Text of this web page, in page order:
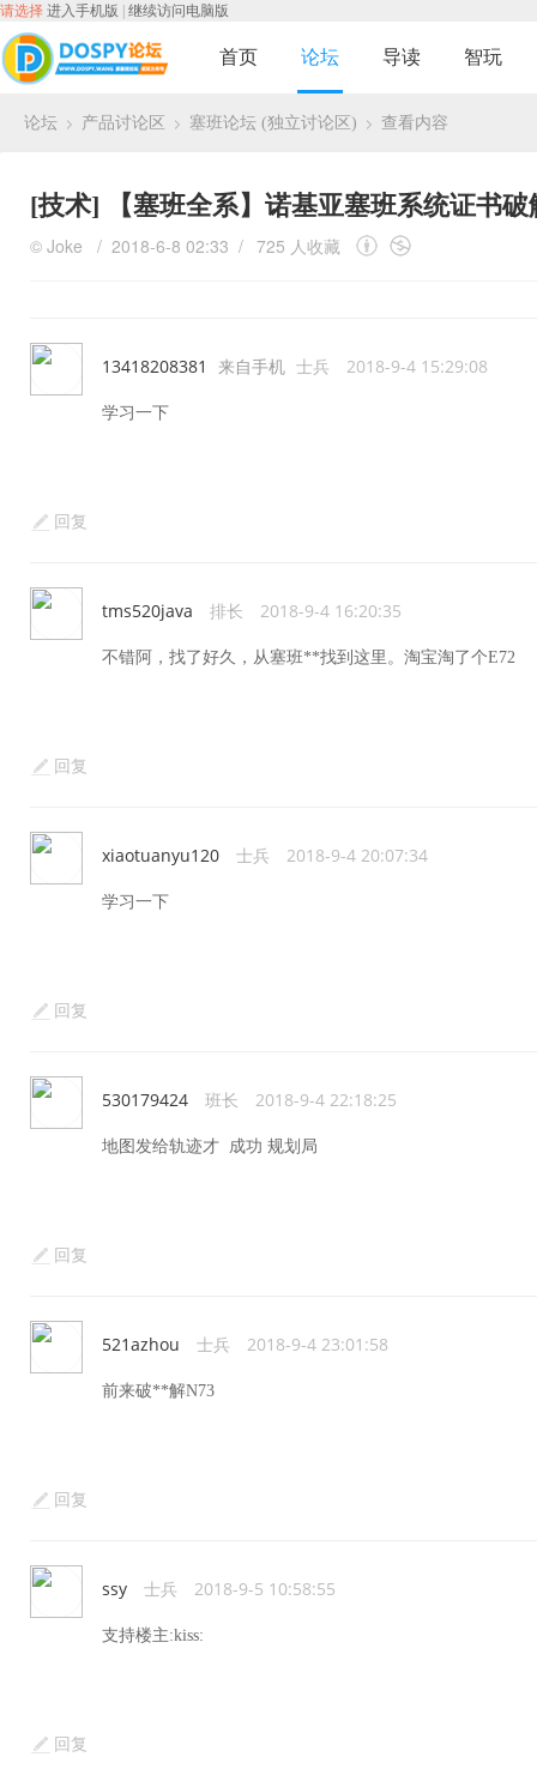
请选择 进入手机版 继续访问电脑版
首页 论坛 导读 智玩
论坛 产品讨论区 塞班论坛 (独立讨论区) 查看内容
[技术] 【塞班全系】诺基亚塞班系统证书
© Joke / 2018-6-8 02:33 / 725 人收藏
13418208381 来自手机 士兵 2018-9-4 15:29:08
学习一下
回复
tms520java 排长 2018-9-4 16:20:35
不错阿，找了好久，从塞班**找到这里。淘宝淘了个E72
回复
xiaotuanyu120 士兵 2018-9-4 20:07:34
学习一下
回复
530179424 班长 2018-9-4 22:18:25
地图发给轨迹才 成功 规划局
回复
521azhou 士兵 2018-9-4 23:01:58
前来破**解N73
回复
ssy 士兵 2018-9-5 10:58:55
支持楼主:kiss:
回复